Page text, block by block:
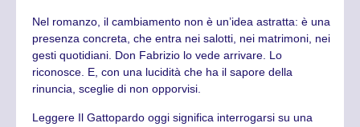
Nel romanzo, il cambiamento non è un’idea astratta: è una
presenza concreta, che entra nei salotti, nei matrimoni, nei
gesti quotidiani. Don Fabrizio lo vede arrivare. Lo
riconosce. E, con una lucidità che ha il sapore della
rinuncia, sceglie di non opporvisi.
Leggere Il Gattopardo oggi significa interrogarsi su una